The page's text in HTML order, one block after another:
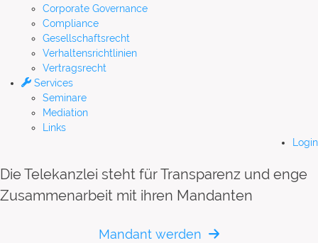
Corporate Governance
Compliance
Gesellschaftsrecht
Verhaltensrichtlinien
Vertragsrecht
Services
Seminare
Mediation
Links
Login
Die Telekanzlei steht für Transparenz und enge
Zusammenarbeit mit ihren Mandanten
Mandant werden